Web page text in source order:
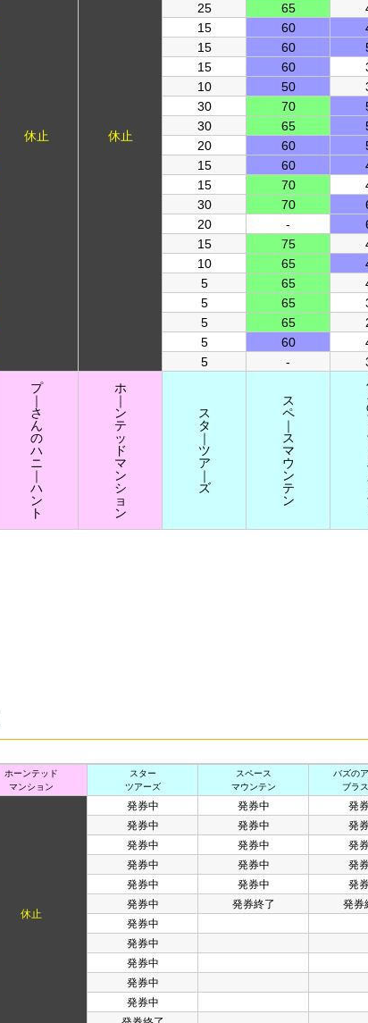
休止 休止
25 65
15 60
15 60
15 60
10 50
30 70
30 65
20 60
15 60
15 70
30 70
20 -
15 75
10 65
5 65
5 65
5 65
5 60
5 -
プ
｜
さ
ん
の
ハ
ニ
｜
ハ
ン
ト
ホ
｜
ン
テ
ッ
ド
マ
ン
シ
ョ
ン
ス
タ
｜
ツ
ア
｜
ズ
ス
ペ
｜
ス
マ
ウ
ン
テ
ン
ホーンテッド
マンション
スター
ツアーズ
スペース
マウンテン
バズの
ブラ
休止
発券中 発券中 発
発券中 発券中 発
発券中 発券中 発
発券中 発券中 発
発券中 発券中 発
発券中 発券終了 発券
発券中
発券中
発券中
発券中
発券中